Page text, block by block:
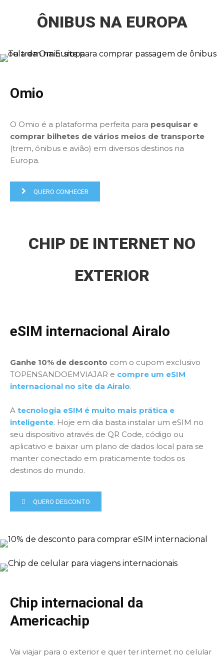
ÔNIBUS NA EUROPA
Omio
O Omio é a plataforma perfeita para pesquisar e
comprar bilhetes de vários meios de transporte
(trem, ônibus e avião) em diversos destinos na
Europa.
QUERO CONHECER
CHIP DE INTERNET NO
EXTERIOR
eSIM internacional Airalo
Ganhe 10% de desconto com o cupom exclusivo
TOPENSANDOEMVIAJAR e compre um eSIM
internacional no site da Airalo.
A tecnologia eSIM é muito mais prática e
inteligente. Hoje em dia basta instalar um eSIM no
seu dispositivo através de QR Code, código ou
aplicativo e baixar um plano de dados local para se
manter conectado em praticamente todos os
destinos do mundo.
QUERO DESCONTO
Chip internacional da
Americachip
Vai viajar para o exterior e quer ter internet no celular